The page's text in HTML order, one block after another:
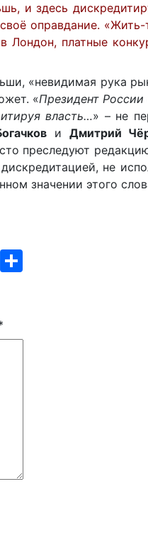
и здесь
оправдание.
Лондон, платные
«невидимая рука
«Президент России
власть…» – не
и Дмитрий
преследуют
не
значении этого
Messenger